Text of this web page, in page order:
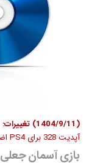
(1404/9/11) تغییرات:
آپدیت 328 برای PS4 اضافه شد!
بازی آسمان جعلی